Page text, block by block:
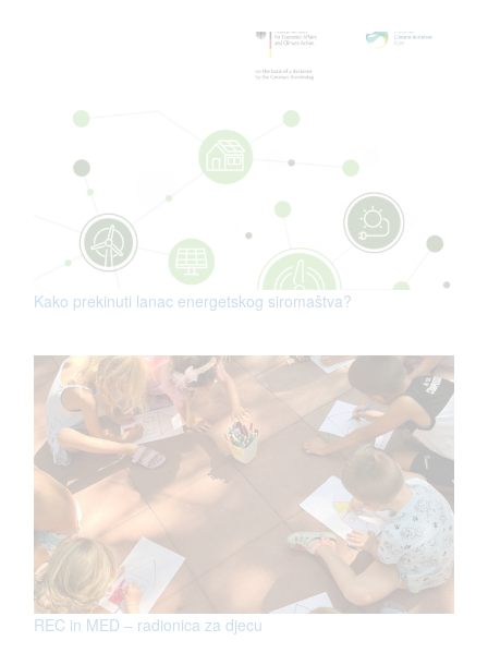
Kako prekinuti lanac energetskog siromaštva?
REC in MED – radionica za djecu